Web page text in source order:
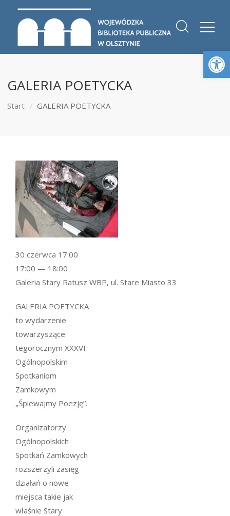
GALERIA POETYCKA
Start GALERIA POETYCKA
GALERIA POETYCKA
to wydarzenie
towarzyszące
tegorocznym XXXVI
Ogólnopolskim
Spotkaniom
Zamkowym
„Śpiewajmy Poezję”.
Organizatorzy
Ogólnopolskich
Spotkań Zamkowych
rozszerzyli zasięg
działań o nowe
miejsca takie jak
właśnie Stary
30 czerwca 17:00
17:00 — 18:00
Galeria Stary Ratusz WBP, ul. Stare Miasto 33